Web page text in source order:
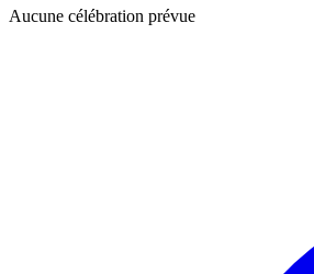
Aucune célébration prévue